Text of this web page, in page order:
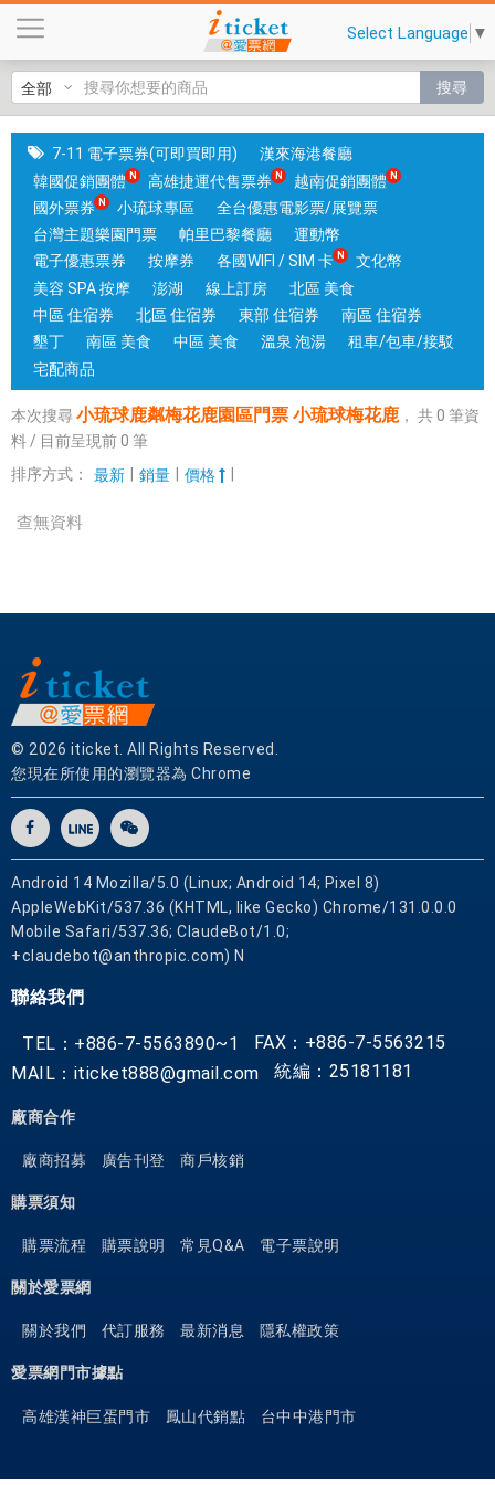
球
鹿
粼
梅
花
鹿
園
區
門
票
小
球
梅
Select Language ▼
搜尋
7-11 電子票券(可即買即用)
漢來海港餐廳
韓國促銷團體
高雄捷運代售票券
越南促銷團體
國外票券
小琉球專區
全台優惠電影票/展覽票
台灣主題樂園門票
帕里巴黎餐廳
運動幣
電子優惠票券
按摩券 各國WIFI / SIM 卡
文化幣
美容 SPA 按摩
澎湖 線上訂房
北區 美食
中區 住宿券
北區 住宿券 東部 住宿券
南區 住宿券
墾丁
南區 美食 中區 美食 溫泉 泡湯
租車/包車/接駁
宅配商品
本次搜尋 小琉球鹿粼梅花鹿園區門票 小琉球梅花鹿 ， 共0 筆資
料 / 目前呈現前0 筆
排序方式：
最新 銷量 價格
查無資料
© 2026 iticket. All Rights Reserved.
您現在所使用的瀏覽器為 Chrome
Android 14 Mozilla/5.0 (Linux; Android 14; Pixel 8)
AppleWebKit/537.36 (KHTML, like Gecko) Chrome/131.0.0.0
Mobile Safari/537.36; ClaudeBot/1.0;
+claudebot@anthropic.com) N
聯絡我們
TEL：+886-7-5563890~1
FAX：+886-7-5563215
MAIL：iticket888@gmail.com
統編：25181181
廠商合作
廠商招募 廣告刊登 商戶核銷
購票須知
購票流程 購票說明 常見Q&A 電子票說明
關於愛票網
關於我們 代訂服務 最新消息 隱私權政策
愛票網門市據點
高雄漢神巨蛋門市 鳳山代銷點 台中中港門市